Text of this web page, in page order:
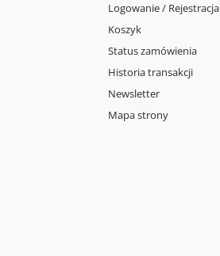
Logowanie / Rejestracja
Koszyk
Status zamówienia
Historia transakcji
Newsletter
Mapa strony